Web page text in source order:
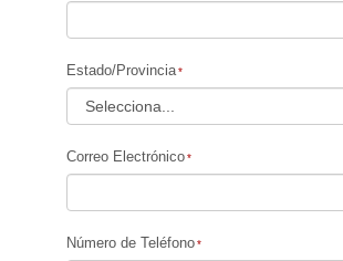
Estado/Provincia
Correo Electrónico
Número de Teléfono